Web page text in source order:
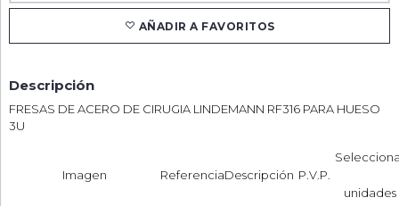
AÑADIR A FAVORITOS
Descripción
FRESAS DE ACERO DE CIRUGIA LINDEMANN RF316 PARA HUESO
3U
Imagen ReferenciaDescripción P.V.P.
unidades